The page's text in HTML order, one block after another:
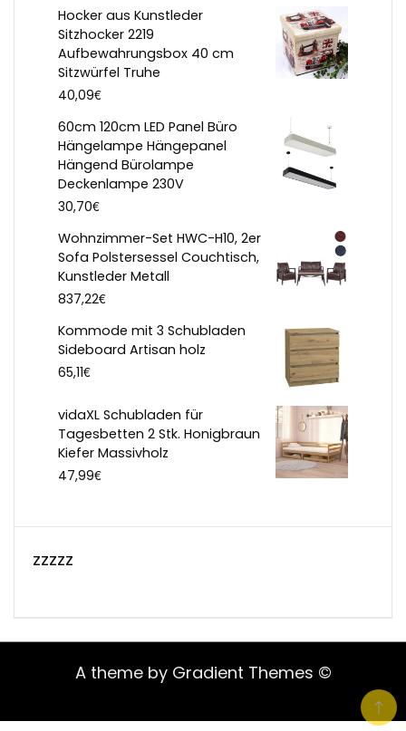
Hocker aus Kunstleder
Sitzhocker 2219
Aufbewahrungsbox 40 cm
Sitzwürfel Truhe
40,09€
60cm 120cm LED Panel Büro
Hängelampe Hängepanel
Hängend Bürolampe
Deckenlampe 230V
30,70€
Wohnzimmer-Set HWC-H10, 2er
Sofa Polstersessel Couchtisch,
Kunstleder Metall
837,22€
Kommode mit 3 Schubladen
Sideboard Artisan holz
65,11€
vidaXL Schubladen für
Tagesbetten 2 Stk. Honigbraun
Kiefer Massivholz
47,99€
zzzzz
A theme by Gradient Themes ©